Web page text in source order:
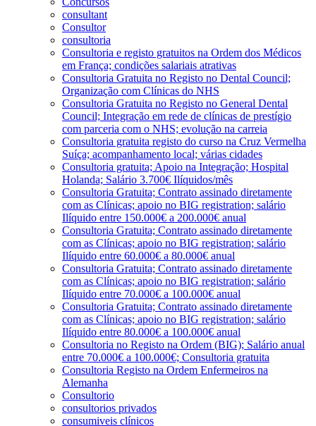
consultant
Consultor
consultoria
Consultoria e registo gratuitos na Ordem dos Médicos
em França; condições salariais atrativas
Consultoria Gratuita no Registo no Dental Council;
Organização com Clínicas do NHS
Consultoria Gratuita no Registo no General Dental
Council; Integração em rede de clínicas de prestígio
com parceria com o NHS; evolução na carreia
Consultoria gratuita registo do curso na Cruz Vermelha
Suíça; acompanhamento local; várias cidades
Consultoria gratuita; Apoio na Integração; Hospital
Holanda; Salário 3.700€ Ilíquidos/mês
Consultoria Gratuita; Contrato assinado diretamente
com as Clínicas; apoio no BIG registration; salário
Ilíquido entre 150.000€ a 200.000€ anual
Consultoria Gratuita; Contrato assinado diretamente
com as Clínicas; apoio no BIG registration; salário
Ilíquido entre 60.000€ a 80.000€ anual
Consultoria Gratuita; Contrato assinado diretamente
com as Clínicas; apoio no BIG registration; salário
Ilíquido entre 70.000€ a 100.000€ anual
Consultoria Gratuita; Contrato assinado diretamente
com as Clínicas; apoio no BIG registration; salário
Ilíquido entre 80.000€ a 100.000€ anual
Consultoria no Registo na Ordem (BIG); Salário anual
entre 70.000€ a 100.000€; Consultoria gratuita
Consultoria Registo na Ordem Enfermeiros na
Alemanha
Consultorio
consultorios privados
consumiveis clínicos